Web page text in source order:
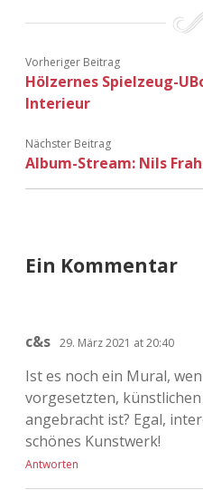
Vorheriger Beitrag
Hölzernes Spielzeug-
Interieur
Nächster Beitrag
Album-Stream: Nils
Ein Kommentar
c&s 29. März 2021 at 20:40
Ist es noch ein Mural,
vorgesetzten,
angebracht ist? Egal,
schönes Kunstwerk!
Antworten